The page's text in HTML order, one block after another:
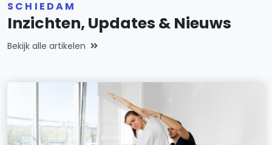
SCHIEDAM
Inzichten, Updates & Nieuws
Bekijk alle artikelen